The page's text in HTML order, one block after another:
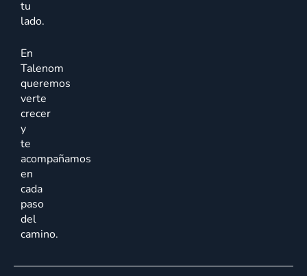
tu
lado.
En
Talenom
queremos
verte
crecer
y
te
acompañamos
en
cada
paso
del
camino.